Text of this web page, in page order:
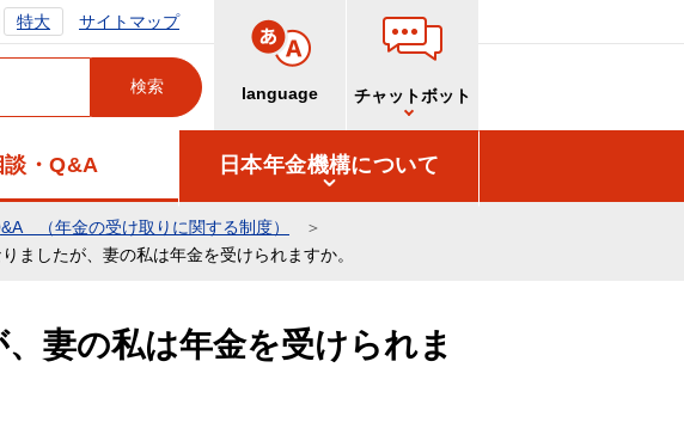
特大 サイトマップ
language チャットボット
談・Q&A 日本年金機構について
（年金の受け取りに関する制度）
ましたが、妻の私は年金を受けられますか。
妻の私は年金を受けられま